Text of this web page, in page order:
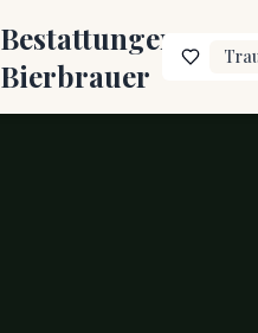
Bestattungen
Bierbrauer